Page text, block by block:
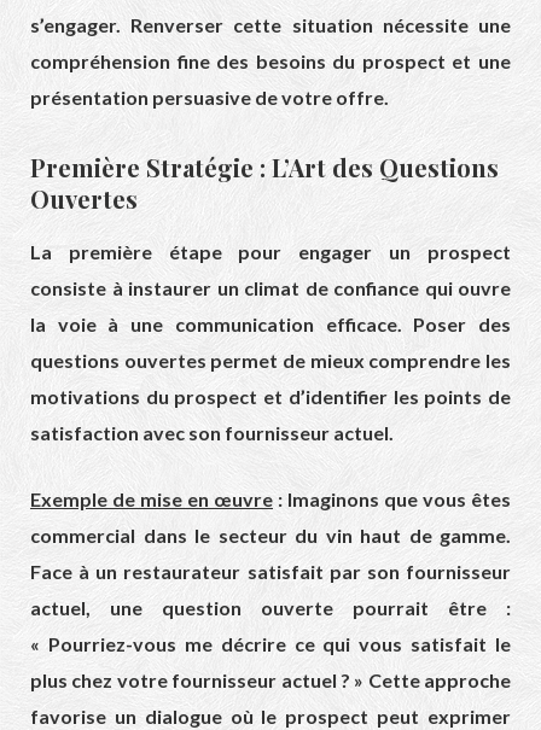
s’engager. Renverser cette situation nécessite une
compréhension fine des besoins du prospect et une
présentation persuasive de votre offre.
Première Stratégie : L’Art des Questions
Ouvertes
La première étape pour engager un prospect
consiste à instaurer un climat de confiance qui ouvre
la voie à une communication efficace. Poser des
questions ouvertes permet de mieux comprendre les
motivations du prospect et d’identifier les points de
satisfaction avec son fournisseur actuel.
Exemple de mise en œuvre : Imaginons que vous êtes
commercial dans le secteur du vin haut de gamme.
Face à un restaurateur satisfait par son fournisseur
actuel, une question ouverte pourrait être :
« Pourriez-vous me décrire ce qui vous satisfait le
plus chez votre fournisseur actuel ? » Cette approche
favorise un dialogue où le prospect peut exprimer